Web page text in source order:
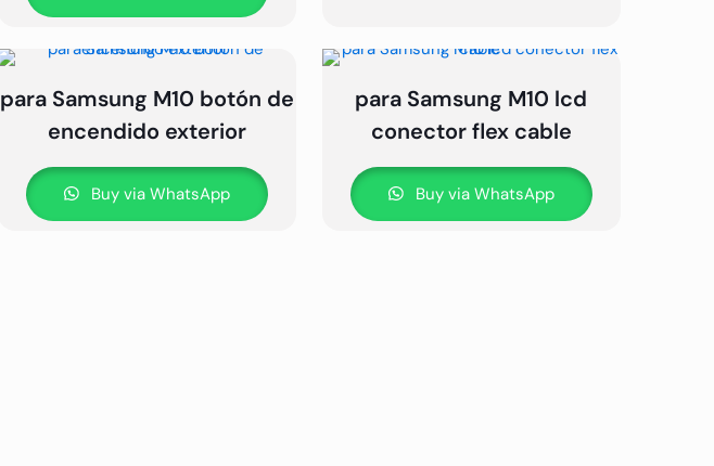
para Samsung M10 botón de
encendido exterior
Buy via WhatsApp
para Samsung M10 lcd
conector flex cable
Buy via WhatsApp